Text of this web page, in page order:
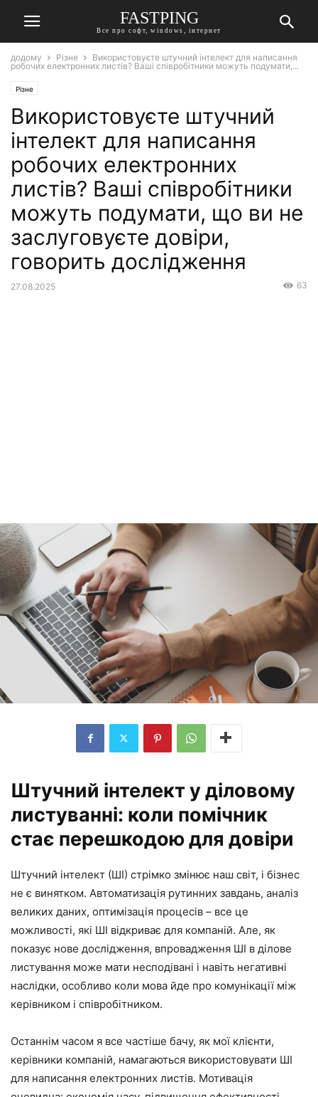
FASTPING
Все про софт, windows, інтернет
додому Різне
Використовуєте штучний інтелект для написання
робочих електронних листів? Ваші співробітники можуть подумати,...
Різне
Використовуєте штучний
інтелект для написання
робочих електронних
листів? Ваші співробітники
можуть подумати, що ви не
заслуговуєте довіри,
говорить дослідження
27.08.2025 63
Штучний інтелект у діловому
листуванні: коли помічник
стає перешкодою для довіри
Штучний інтелект (ШІ) стрімко змінює наш світ, і бізнес
не є винятком. Автоматизація рутинних завдань, аналіз
великих даних, оптимізація процесів – все це
можливості, які ШІ відкриває для компаній. Але, як
показує нове дослідження, впровадження ШІ в ділове
листування може мати несподівані і навіть негативні
наслідки, особливо коли мова йде про комунікації між
керівником і співробітником.
Останнім часом я все частіше бачу, як мої клієнти,
керівники компаній, намагаються використовувати ШІ
для написання електронних листів. Мотивація